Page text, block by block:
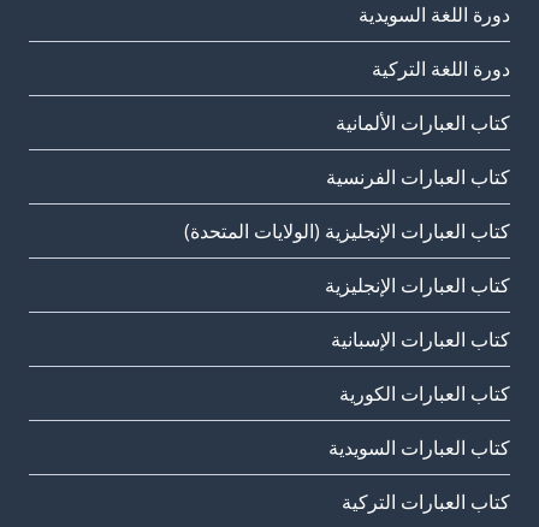
دورة اللغة السويدية
دورة اللغة التركية
كتاب العبارات الألمانية
كتاب العبارات الفرنسية
كتاب العبارات الإنجليزية (الولايات المتحدة)
كتاب العبارات الإنجليزية
كتاب العبارات الإسبانية
كتاب العبارات الكورية
كتاب العبارات السويدية
كتاب العبارات التركية